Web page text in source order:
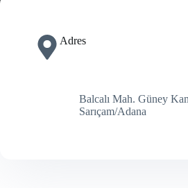
Adres
Balcalı Mah. Güney
Sarıçam/Adana